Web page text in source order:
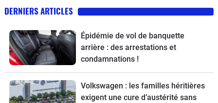
DERNIERS ARTICLES
Épidémie de vol de banquette
arrière : des arrestations et
condamnations !
Volkswagen : les familles héritières
exigent une cure d’austérité sans